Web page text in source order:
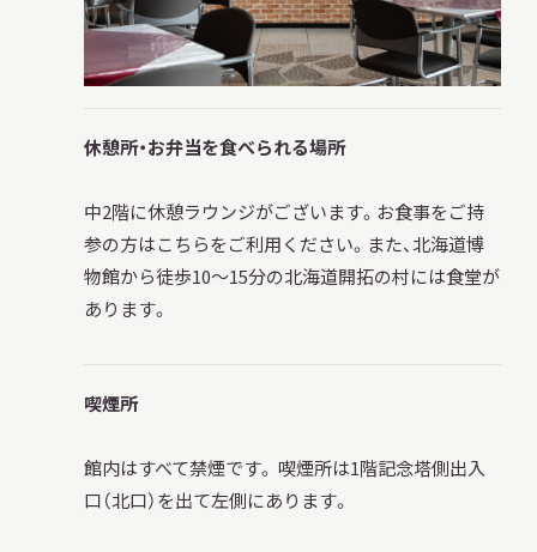
休憩所・お弁当を食べられる場所
中2階に休憩ラウンジがございます。お食事をご持
参の方はこちらをご利用ください。また、北海道博
物館から徒歩10～15分の北海道開拓の村には食堂が
あります。
喫煙所
館内はすべて禁煙です。 喫煙所は1階記念塔側出入
口（北口）を出て左側にあります。